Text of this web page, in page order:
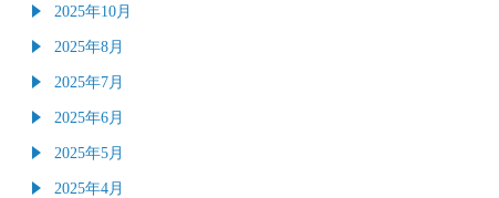
2025年10月
2025年8月
2025年7月
2025年6月
2025年5月
2025年4月